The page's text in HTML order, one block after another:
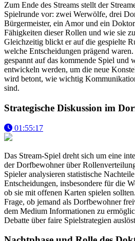
Zum Ende des Streams stellt der
Spielrunde vor: zwei Werwölfe, drei
Bürgermeister, ein Amor und ein
Fähigkeiten dieser Rollen und wie sie
Gleichzeitig blickt er auf die gespielte
welche Entscheidungen prägend
gespannt auf das kommende Spiel und
entwickeln werden, um die neue
wird betont, wie wichtig
sind.
Strategische Diskussion im
01:55:17
Das Stream-Spiel dreht sich um eine
der Dorfbewohner über
Spieler analysieren statistische
Entscheidungen, insbesondere für die
ob sie mit offenen Karten spielen
Frage, ob jemand als Dorfbewohner
dem Medium Informationen zu
Debatte über faire Spielstrategien